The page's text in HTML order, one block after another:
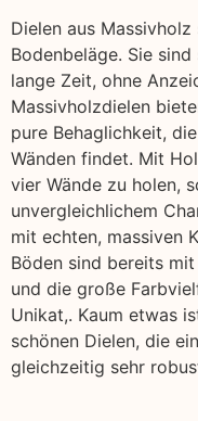
Dielen aus
Bodenbeläge. Sie
lange Zeit, ohne
Massivholzdielen
pure Behaglichkeit,
Wänden findet. Mit
vier Wände zu holen,
unvergleichlichem
mit echten, massiven
Böden sind bereits
und die große
Unikat,. Kaum etwas
schönen Dielen, die
gleichzeitig sehr